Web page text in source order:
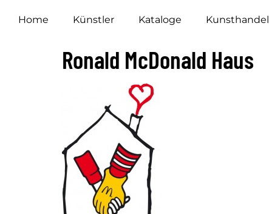
Home Künstler Kataloge Kunsthandel
Ronald McDonald Haus